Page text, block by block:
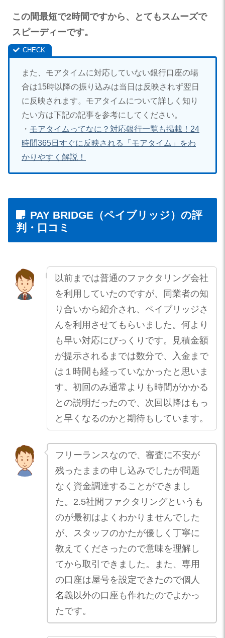
この間最短で2時間ですから、とてもスムーズで
スピーディーです。
また、モアタイムに対応していない銀行口座の場
合は15時以降の振り込みは当日は反映されず翌日
に反映されます。モアタイムについて詳しく知り
たい方は下記の記事を参考にしてください。
・ モアタイムってなに？対応銀行一覧も掲載！ 24
時間365日すぐに反映される「モアタイム」をわ
かりやすく解説！
PAY BRIDGE（ペイブリッジ）の評
判・口コミ
以前までは普通のファクタリング会社
を利用していたのですが、同業者の知
り合いから紹介され、ペイブリッジさ
んを利用させてもらいました。何より
も早い対応にびっくりです。見積金額
が提示されるまでは数分で、入金まで
は１時間も経っていなかったと思いま
す。初回のみ通常よりも時間がかかる
との説明だったので、次回以降はもっ
と早くなるのかと期待もしています。
フリーランスなので、審査に不安が
残ったままの申し込みでしたが問題
なく資金調達することができまし
た。2.5社間ファクタリングというも
のが最初はよくわかりませんでした
が、スタッフのかたが優しく丁寧に
教えてくださったので意味を理解し
てから取引できました。また、専用
の口座は屋号を設定できたので個人
名義以外の口座も作れたのでよかっ
たです。